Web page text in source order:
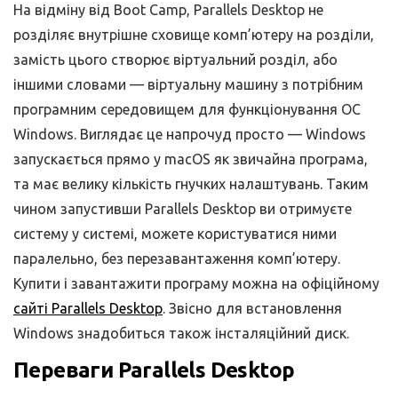
На відміну від Boot Camp, Parallels Desktop не
розділяє внутрішне сховище комп’ютеру на розділи,
замість цього створює віртуальний розділ, або
іншими словами — віртуальну машину з потрібним
програмним середовищем для функціонування ОС
Windows. Виглядає це напрочуд просто — Windows
запускається прямо у macOS як звичайна програма,
та має велику кількість гнучких налаштувань. Таким
чином запустивши Parallels Desktop ви отримуєте
систему у системі, можете користуватися ними
паралельно, без перезавантаження комп’ютеру.
Купити і завантажити програму можна на офіційному
сайті Parallels Desktop. Звісно для встановлення
Windows знадобиться також інсталяційний диск.
Переваги Parallels Desktop